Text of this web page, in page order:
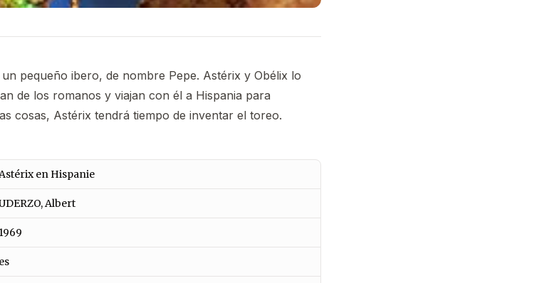
pequeño ibero, de nombre Pepe. Astérix y Obélix lo
de los romanos y viajan con él a Hispania para
cosas, Astérix tendrá tiempo de inventar el toreo.
en Hispanie
Albert
1969
es